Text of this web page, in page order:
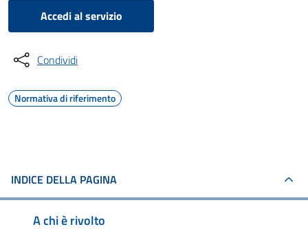
Accedi al servizio
Condividi
Normativa di riferimento
INDICE DELLA PAGINA
A chi è rivolto